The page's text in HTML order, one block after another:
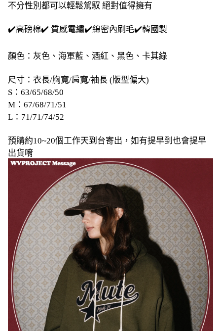
不分性別都可以輕鬆駕馭 絕對值得擁有
✔️高磅棉✔️ 質感電繡✔️綿密內刷毛✔️韓國製
顏色：灰色、海軍藍、酒紅、黑色、卡其綠
尺寸：衣長/胸寬/肩寬/袖長 (版型偏大)
S：63/65/68/50
M：67/68/71/51
L：71/71/74/52
預購約10~20個工作天到台寄出，如有提早到也會提早
出貨唷